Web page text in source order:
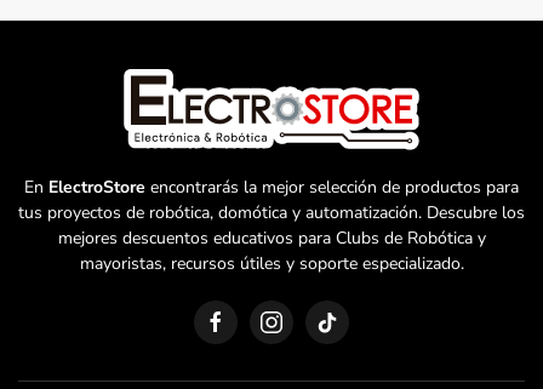
En ElectroStore encontrarás la mejor selección de productos para
tus proyectos de robótica, domótica y automatización. Descubre los
mejores descuentos educativos para Clubs de Robótica y
mayoristas, recursos útiles y soporte especializado.